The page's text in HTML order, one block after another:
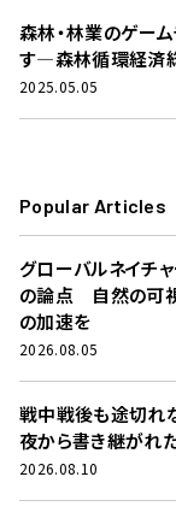
森林・林業のゲー
す―森林循環経済総
2025.05.05
Popular Articles
グローバルネイチ
の論点 自然の可
の加速を
2026.08.05
戦中戦後も途切れ
夜から書き継がれ
2026.08.10